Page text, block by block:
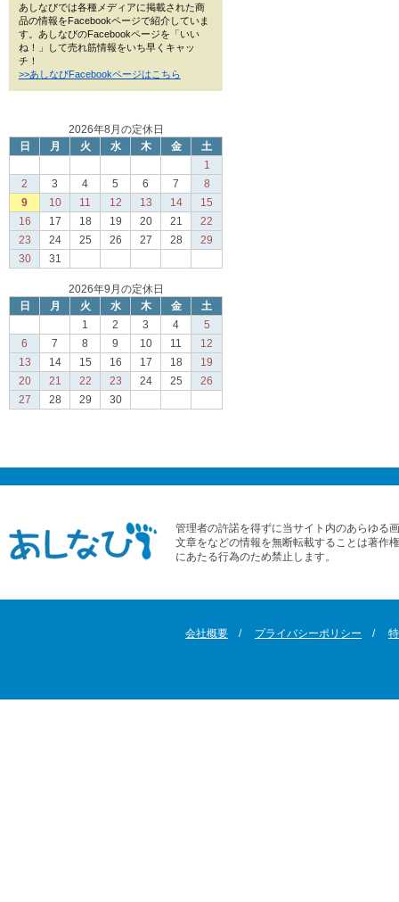
あしなびでは各種メディアに掲載された商
品の情報をFacebookページで紹介していま
す。あしなびのFacebookページを「いい
ね！」して売れ筋情報をいち早くキャッ
チ！
>>あしなびFacebookページはこちら
2026年8月の定休日
日
月 火 水 木 金
土
1
2
3 4 5 6 7
8
9
10 11 12 13 14
15
16
17 18 19 20 21
22
23
24 25 26 27 28
29
30
31
2026年9月の定休日
日
月 火 水 木 金
土
1
2 3 4
5
6
7 8 9 10 11
12
13
14 15 16 17 18
19
20
21 22 23 24 25
26
27
28 29 30
管理者の許諾を得ずに当サイト内のあらゆる
文章をなどの情報を無断転載することは著作
にあたる行為のため禁止します。
会社概要 プライバシーポリシー